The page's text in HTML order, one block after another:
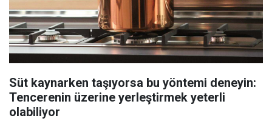
Süt kaynarken taşıyorsa bu yöntemi deneyin:
Tencerenin üzerine yerleştirmek yeterli
olabiliyor